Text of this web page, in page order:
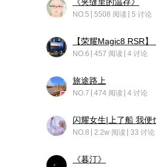
NO.5 5508 阅读 5 讨论
NO.6 457 阅读 4 讨论
旅途路上
NO.7 474 阅读 4 讨论
NO.8 2.2w 阅读 33 讨论
《暮汀》